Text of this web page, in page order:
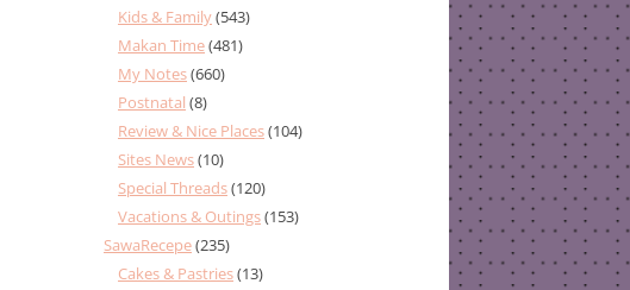
Kids & Family(543)
Makan Time(481)
My Notes(660)
Postnatal (8)
Review & Nice Places(104)
Sites News(10)
Special Threads(120)
Vacations & Outings(153)
SawaRecepe(235)
Cakes & Pastries(13)